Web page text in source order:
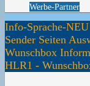
Werbe-Partner
Info-Sprache-NEU
Sender Seiten
Wunschbox
HLR1 -